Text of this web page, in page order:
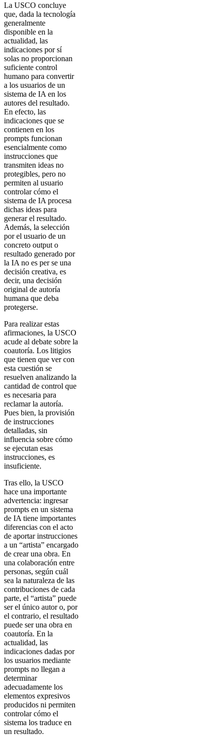
La USCO concluye
que, dada la tecnología
generalmente
disponible en la
actualidad, las
indicaciones por sí
solas no proporcionan
suficiente control
humano para convertir
a los usuarios de un
sistema de IA en los
autores del resultado.
En efecto, las
indicaciones que se
contienen en los
prompts funcionan
esencialmente como
instrucciones que
transmiten ideas no
protegibles, pero no
permiten al usuario
controlar cómo el
sistema de IA procesa
dichas ideas para
generar el resultado.
Además, la selección
por el usuario de un
concreto output o
resultado generado por
la IA no es per se una
decisión creativa, es
decir, una decisión
original de autoría
humana que deba
protegerse.
Para realizar estas
afirmaciones, la USCO
acude al debate sobre la
coautoría. Los litigios
que tienen que ver con
esta cuestión se
resuelven analizando la
cantidad de control que
es necesaria para
reclamar la autoría.
Pues bien, la provisión
de instrucciones
detalladas, sin
influencia sobre cómo
se ejecutan esas
instrucciones, es
insuficiente.
Tras ello, la USCO
hace una importante
advertencia: ingresar
prompts en un sistema
de IA tiene importantes
diferencias con el acto
de aportar instrucciones
a un “artista” encargado
de crear una obra. En
una colaboración entre
personas, según cuál
sea la naturaleza de las
contribuciones de cada
parte, el “artista” puede
ser el único autor o, por
el contrario, el resultado
puede ser una obra en
coautoría. En la
actualidad, las
indicaciones dadas por
los usuarios mediante
prompts no llegan a
determinar
adecuadamente los
elementos expresivos
producidos ni permiten
controlar cómo el
sistema los traduce en
un resultado.